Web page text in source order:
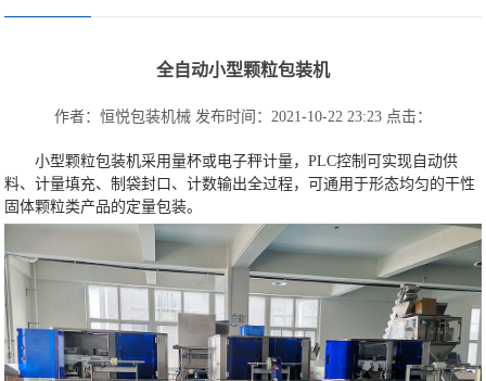
全自动小型颗粒包装机
作者：恒悦包装机械 发布时间：2021-10-22 23:23 点击：
小型颗粒包装机采用量杯或电子秤计量，PLC控制可实现自动供
料、计量填充、制袋封口、计数输出全过程，可通用于形态均匀的干性
固体颗粒类产品的定量包装。